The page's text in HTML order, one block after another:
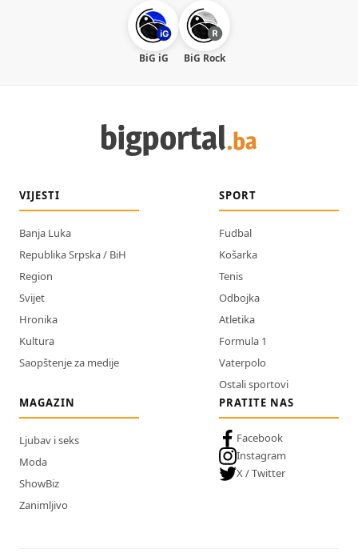
BiG iG BiG Rock
VIJESTI
Banja Luka
Republika Srpska / BiH
Region
Svijet
Hronika
Kultura
Saopštenje za medije
SPORT
Fudbal
Košarka
Tenis
Odbojka
Atletika
Formula 1
Vaterpolo
Ostali sportovi
MAGAZIN
Ljubav i seks
Moda
ShowBiz
Zanimljivo
PRATITE NAS
Facebook
Instagram
X / Twitter